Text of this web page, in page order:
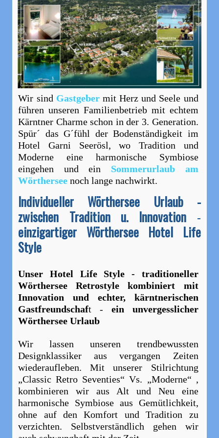
Wir sind Gastgebermit Herz und Seele und
führen unseren Familienbetrieb mit echtem
Kärntner Charme schon in der 3. Generation.
Spür´ das G´fühl der Bodenständigkeit im
Hotel Garni Seerösl, wo Tradition und
Moderne eine harmonische Symbiose
eingehen und ein Sommerurlaub am
Wörthersee noch lange nachwirkt.
Individueller Wörthersee Urlaub -
zwischen Tradition u. Innovation -
einzigartiger Wörthersee Hotel Life
Style
Unser Hotel Life Style - traditioneller
Wörthersee Retrostyle kombiniert mit
Innovation und echter, kärntnerischen
Gastfreundschaft - ein unvergesslicher
Wörthersee Urlaub
Wir lassen unseren trendbewussten
Designklassiker aus vergangen Zeiten
wiederaufleben. Mit unserer Stilrichtung
„Classic Retro Seventies“ Vs. „Moderne“ ,
kombinieren wir aus Alt und Neu eine
harmonische Symbiose aus Gemütlichkeit,
ohne auf den Komfort und Tradition zu
verzichten. Selbstverständlich gehen wir